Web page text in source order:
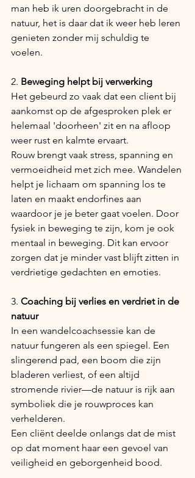
man heb ik uren doorgebracht in de
natuur, het is daar dat ik weer heb leren
genieten zonder mij schuldig te
voelen.
2. Beweging helpt bij verwerking
Het gebeurd zo vaak dat een client bij
aankomst op de afgesproken plek er
helemaal 'doorheen' zit en na afloop
weer rust en kalmte ervaart.
Rouw brengt vaak stress, spanning en
vermoeidheid met zich mee. Wandelen
helpt je lichaam om spanning los te
laten en maakt endorfines aan
waardoor je je beter gaat voelen. Door
fysiek in beweging te zijn, kom je ook
mentaal in beweging. Dit kan ervoor
zorgen dat je minder vast blijft zitten in
verdrietige gedachten en emoties.
3. Coaching bij verlies en verdriet in de
natuur
In een wandelcoachsessie kan de
natuur fungeren als een spiegel. Een
slingerend pad, een boom die zijn
bladeren verliest, of een altijd
stromende rivier—de natuur is rijk aan
symboliek die je rouwproces kan
verhelderen.
Een cliënt deelde onlangs dat de mist
op dat moment haar een gevoel van
veiligheid en geborgenheid bood.